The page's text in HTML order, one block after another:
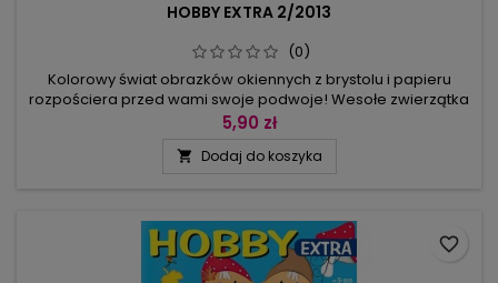
HOBBY EXTRA 2/2013
(0)
Kolorowy świat obrazków okiennych z brystolu i papieru
rozpościera przed wami swoje podwoje! Wesołe zwierzątka
i kwiaty ozdobią wasze okna, a do wyboru przygotowaliśmy
skrzatami, ślimaczkami oraz innymi barwnymi stworkami.
5,90 zł
 Dodaj do koszyka
favorite_border